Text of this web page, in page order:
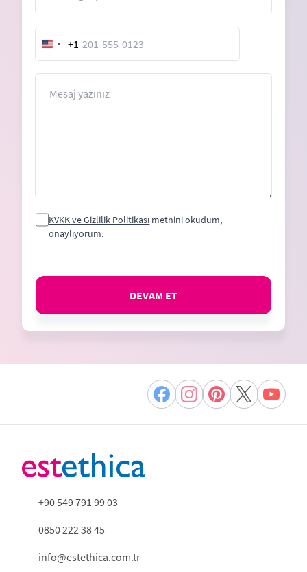
United
States
+1
KVKK ve Gizlilik Politikası metnini okudum,
onaylıyorum.
DEVAM ET
+90 549 791 99 03
0850 222 38 45
info@estethica.com.tr